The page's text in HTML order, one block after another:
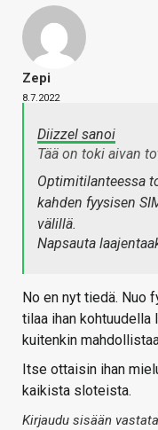
Zepi
8.7.2022
Diizzel sanoi
Tää on toki aivan
Optimitilanteessa
kahden fyysisen
välillä.
Napsauta
No en nyt tiedä. Nuo
tilaa ihan
kuitenkin
Itse ottaisin ihan
kaikista sloteista.
Kirjaudu sisään